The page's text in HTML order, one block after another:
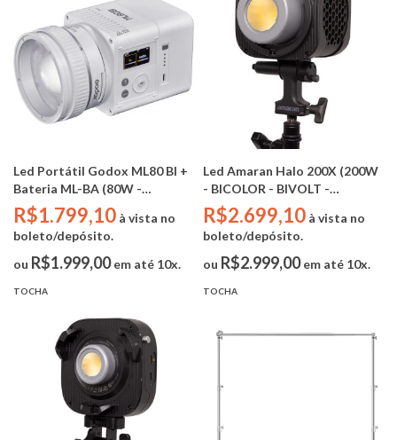
Led Portátil Godox ML80 BI +
Bateria ML-BA (80W -
BICOLOR - BIVOLT - CRI:
96/TLCI: 96 - Bateria 6600mAh
)
R$1.799,10 à vista no
boleto/depósito.
ou R$1.999,00em até 10x.
TOCHA
Led Amaran Halo 200X (200W
- BICOLOR - BIVOLT -
BOWENS - CRI 96 | TLCI 97 |
TM-30 94/102)
R$2.699,10 à vista no
boleto/depósito.
ou R$2.999,00em até 10x.
TOCHA